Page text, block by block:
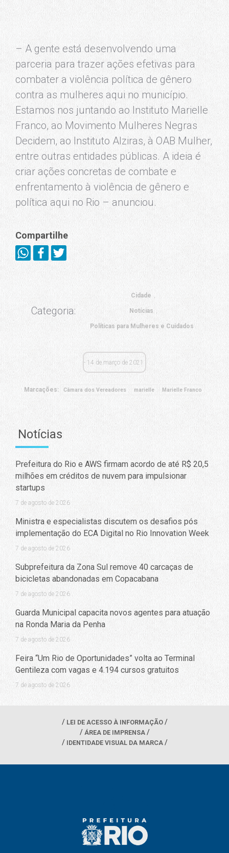
– A gente está desenvolvendo uma
parceria para trazer ações efetivas para
combater a violência política de gênero
contra as mulheres aqui no município.
Estamos nos juntando ao Instituto Marielle
Franco, ao Movimento Mulheres Negras
Decidem, ao Instituto Alziras, à OAB Mulher,
entre outras entidades públicas. A ideia é
criar ações concretas de combate e
enfrentamento à violência de gênero e
política aqui no Rio – anunciou.
Compartilhe
Categoria:
Cidade
Notícias
Políticas para Mulheres e Cuidados
14 de março de 2021
Marcações: Câmara dos Vereadores marielle Marielle Franco
Notícias
Prefeitura do Rio e AWS firmam acordo de até R$ 20,5
milhões em créditos de nuvem para impulsionar
startups
7 de agosto de 2026
Ministra e especialistas discutem os desafios pós
implementação do ECA Digital no Rio Innovation Week
7 de agosto de 2026
Subprefeitura da Zona Sul remove 40 carcaças de
bicicletas abandonadas em Copacabana
7 de agosto de 2026
Guarda Municipal capacita novos agentes para atuação
na Ronda Maria da Penha
7 de agosto de 2026
Feira “Um Rio de Oportunidades” volta ao Terminal
Gentileza com vagas e 4.194 cursos gratuitos
7 de agosto de 2026
LEI DE ACESSO À INFORMAÇÃO
ÁREA DE IMPRENSA
IDENTIDADE VISUAL DA MARCA